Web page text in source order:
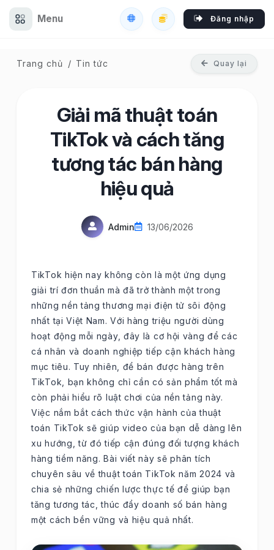
Menu Đăng nhập
Trang chủ Tin tức Quay lại
Giải mã thuật toán
TikTok và cách tăng
tương tác bán hàng
hiệu quả
Admin 13/06/2026
TikTok hiện nay không còn là một ứng dụng
giải trí đơn thuần mà đã trở thành một trong
những nền tảng thương mại điện tử sôi động
nhất tại Việt Nam. Với hàng triệu người dùng
hoạt động mỗi ngày, đây là cơ hội vàng để các
cá nhân và doanh nghiệp tiếp cận khách hàng
mục tiêu. Tuy nhiên, để bán được hàng trên
TikTok, bạn không chỉ cần có sản phẩm tốt mà
còn phải hiểu rõ luật chơi của nền tảng này.
Việc nắm bắt cách thức vận hành của thuật
toán TikTok sẽ giúp video của bạn dễ dàng lên
xu hướng, từ đó tiếp cận đúng đối tượng khách
hàng tiềm năng. Bài viết này sẽ phân tích
chuyên sâu về thuật toán TikTok năm 2024 và
chia sẻ những chiến lược thực tế để giúp bạn
tăng tương tác, thúc đẩy doanh số bán hàng
một cách bền vững và hiệu quả nhất.